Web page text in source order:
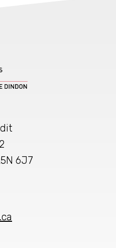
6J7